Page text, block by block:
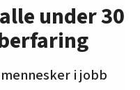
under 30
i jobb